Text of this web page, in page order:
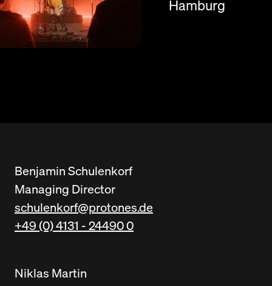
Benjamin Schulenkorf
Managing Director
schulenkorf@protones.de
+49 (0) 4131 - 24490 0
Niklas Martin